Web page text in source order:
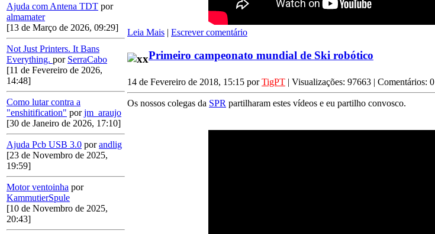
Ajuda com Antena TDT por
almamater
[13 de Março de 2026, 09:29]
Not Just Printers. It Bans
Everything. por SerraCabo
[11 de Fevereiro de 2026,
14:48]
Como lutar contra a
"enshitification" porjm_araujo
[30 de Janeiro de 2026, 17:10]
Ajuda Pcb USB 3.0 porandlig
[23 de Novembro de 2025,
19:59]
Motor ventoinha por
KammutierSpule
[10 de Novembro de 2025,
20:43]
Leia Mais | Escrever comentário
Primeiro campeonato mundial de Ski robótico
14 de Fevereiro de 2018, 15:15 porTigPT | Visualizações: 97663 | Comentários: 0
Os nossos colegas da SPR partilharam estes vídeos e eu partilho convosco.